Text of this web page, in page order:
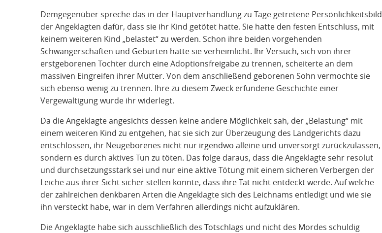
Demgegenüber spreche das in der Hauptverhandlung zu Tage getretene Persönlichkeitsbild
der Angeklagten dafür, dass sie ihr Kind getötet hatte. Sie hatte den festen Entschluss, mit
keinem weiteren Kind „belastet“ zu werden. Schon ihre beiden vorgehenden
Schwangerschaften und Geburten hatte sie verheimlicht. Ihr Versuch, sich von ihrer
erstgeborenen Tochter durch eine Adoptionsfreigabe zu trennen, scheiterte an dem
massiven Eingreifen ihrer Mutter. Von dem anschließend geborenen Sohn vermochte sie
sich ebenso wenig zu trennen. Ihre zu diesem Zweck erfundene Geschichte einer
Vergewaltigung wurde ihr widerlegt.
Da die Angeklagte angesichts dessen keine andere Möglichkeit sah, der „Belastung“ mit
einem weiteren Kind zu entgehen, hat sie sich zur Überzeugung des Landgerichts dazu
entschlossen, ihr Neugeborenes nicht nur irgendwo alleine und unversorgt zurückzulassen,
sondern es durch aktives Tun zu töten. Das folge daraus, dass die Angeklagte sehr resolut
und durchsetzungsstark sei und nur eine aktive Tötung mit einem sicheren Verbergen der
Leiche aus ihrer Sicht sicher stellen konnte, dass ihre Tat nicht entdeckt werde. Auf welche
der zahlreichen denkbaren Arten die Angeklagte sich des Leichnams entledigt und wie sie
ihn versteckt habe, war in dem Verfahren allerdings nicht aufzuklären.
Die Angeklagte habe sich ausschließlich des Totschlags und nicht des Mordes schuldig